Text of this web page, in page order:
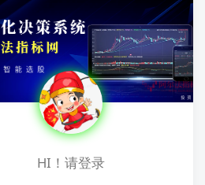
HI！请登录